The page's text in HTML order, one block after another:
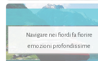
Navigare nei fiordi fa fiorire
emozioni profondissime